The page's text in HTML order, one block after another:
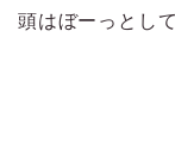
頭はぼーっとし